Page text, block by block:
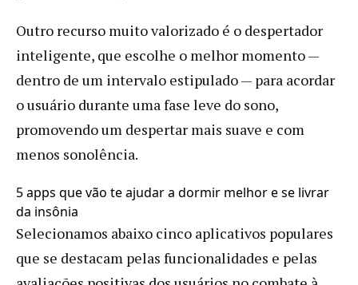
Outro recurso muito valorizado é o despertador
inteligente, que escolhe o melhor momento —
dentro de um intervalo estipulado — para acordar
o usuário durante uma fase leve do sono,
promovendo um despertar mais suave e com
menos sonolência.
5 apps que vão te ajudar a dormir melhor e se livrar
da insônia
Selecionamos abaixo cinco aplicativos populares
que se destacam pelas funcionalidades e pelas